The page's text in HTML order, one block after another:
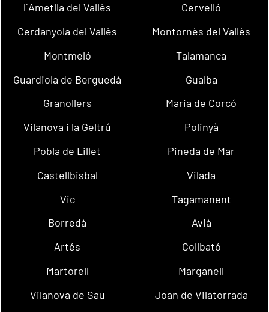
l´Ametlla del Vallès
Cervelló
Cerdanyola del Vallès
Montornès del Vallès
Montmeló
Talamanca
Guardiola de Berguedà
Gualba
Granollers
Maria de Corcó
Vilanova i la Geltrú
Polinyà
Pobla de Lillet
Pineda de Mar
Castellbisbal
Vilada
Vic
Tagamanent
Borredà
Avià
Artés
Collbató
Martorell
Marganell
Vilanova de Sau
Joan de Vilatorrada